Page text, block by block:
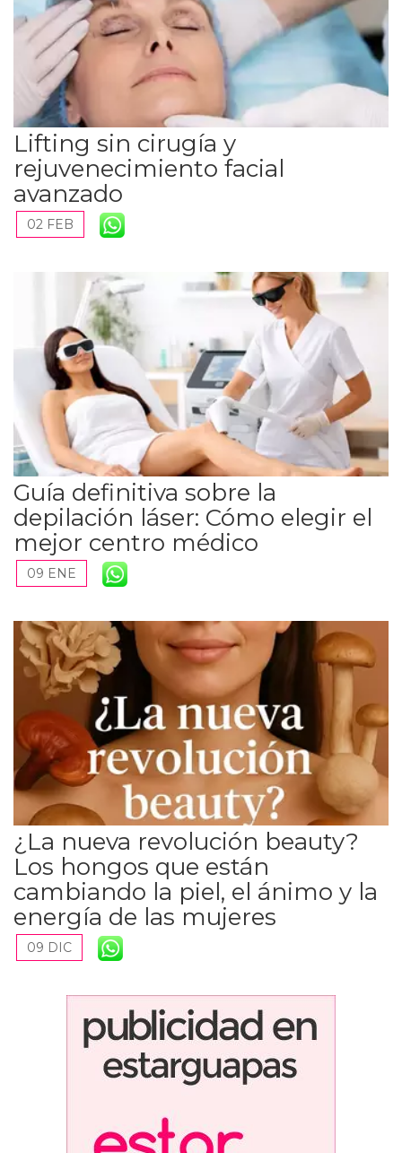
Lifting sin cirugía y
rejuvenecimiento facial
avanzado
02 FEB
Guía definitiva sobre la
depilación láser: Cómo elegir el
mejor centro médico
09 ENE
¿La nueva revolución beauty?
Los hongos que están
cambiando la piel, el ánimo y la
energía de las mujeres
09 DIC